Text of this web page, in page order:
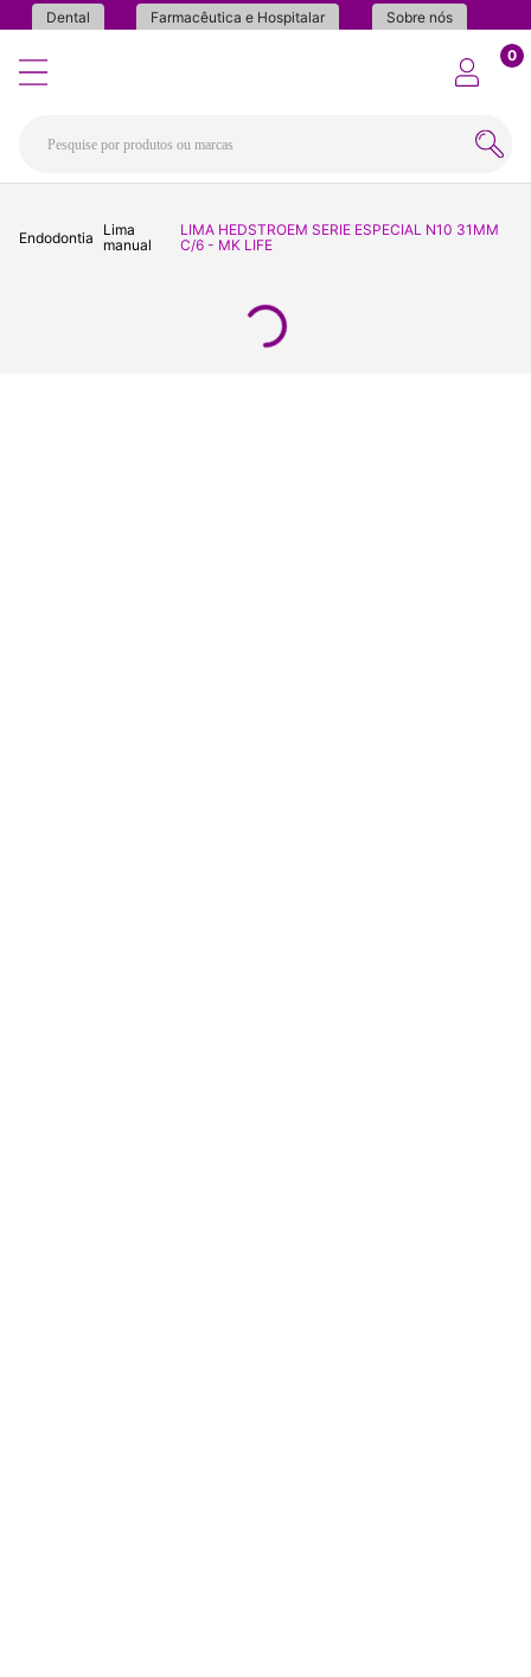
Dental Farmacêutica e Hospitalar Sobre nós
0
Endodontia
Lima
manual
LIMA HEDSTROEM SERIE ESPECIAL N10 31MM
C/6 - MK LIFE